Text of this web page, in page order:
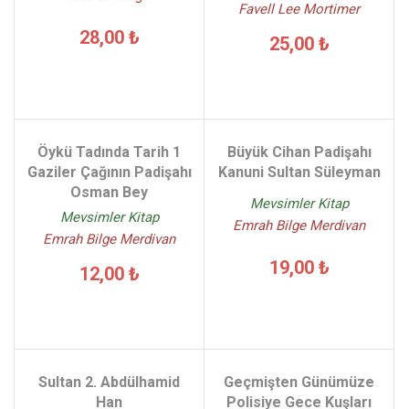
28,00 ₺
Favell Lee Mortimer
25,00 ₺
Öykü Tadında Tarih 1
Gaziler Çağının Padişahı
Osman Bey
Mevsimler Kitap
Emrah Bilge Merdivan
12,00 ₺
Büyük Cihan Padişahı
Kanuni Sultan Süleyman
Mevsimler Kitap
Emrah Bilge Merdivan
19,00 ₺
Sultan 2. Abdülhamid
Han
Geçmişten Günümüze
Polisiye Gece Kuşları